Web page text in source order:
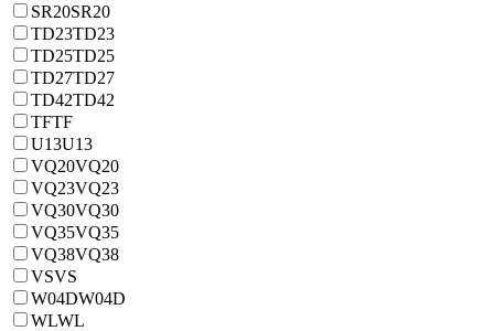
SR20SR20
TD23TD23
TD25TD25
TD27TD27
TD42TD42
TFTF
U13U13
VQ20VQ20
VQ23VQ23
VQ30VQ30
VQ35VQ35
VQ38VQ38
VSVS
W04DW04D
WLWL